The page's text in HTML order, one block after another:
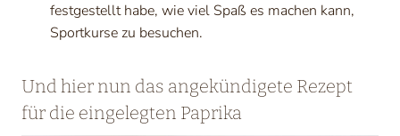
festgestellt habe, wie viel Spaß es machen kann,
Sportkurse zu besuchen.
Und hier nun das angekündigete Rezept
für die eingelegten Paprika